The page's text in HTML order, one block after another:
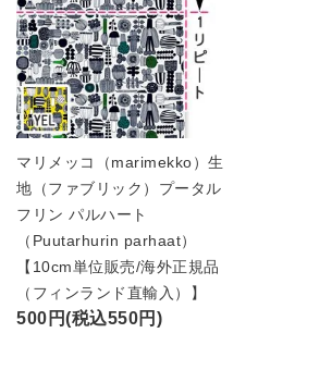
マリメッコ（marimekko）生
地（ファブリック）プータル
フリン パルハート
（Puutarhurin parhaat）
【10cm単位販売/海外正規品
（フィンランド直輸入）】
500円(税込550円)